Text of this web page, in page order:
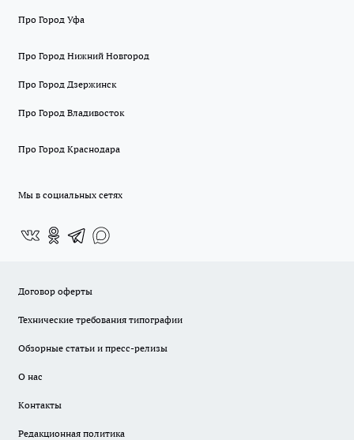
Про Город Уфа
Про Город Нижний Новгород
Про Город Дзержинск
Про Город Владивосток
Про Город Краснодара
Мы в социальных сетях
Договор оферты
Технические требования типографии
Обзорные статьи и пресс-релизы
О нас
Контакты
Редакционная политика